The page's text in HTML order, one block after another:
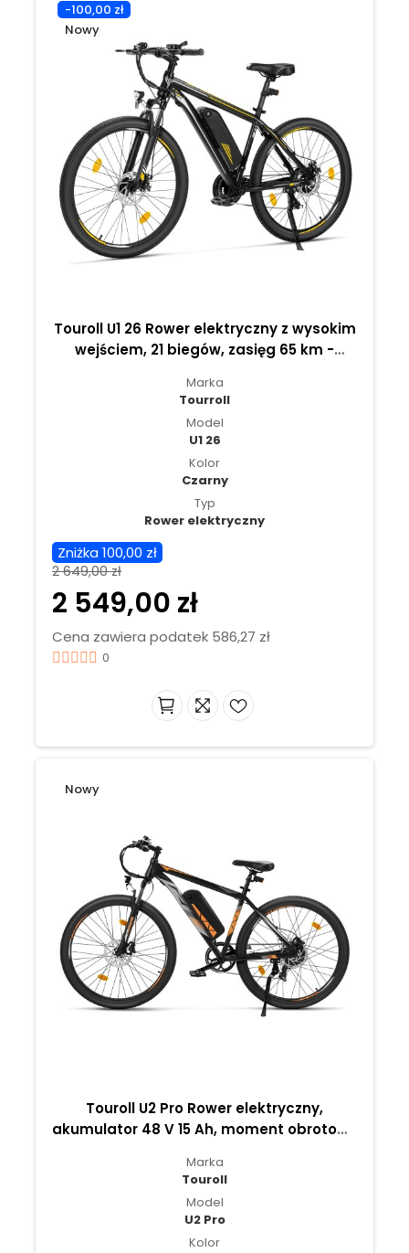
-100,00 zł
Nowy
Touroll U1 26 Rower elektryczny z wysokim
wejściem, 21 biegów, zasięg 65 km -
Marka
Tourroll
Model
U1 26
Kolor
Czarny
Typ
Rower elektryczny
Zniżka 100,00 zł
2 649,00 zł
2 549,00 zł
Cena zawiera podatek 586,27 zł
0
Nowy
Touroll U2 Pro Rower elektryczny,
akumulator 48 V 15 Ah, moment obrotowy
Marka
Touroll
Model
U2 Pro
Kolor